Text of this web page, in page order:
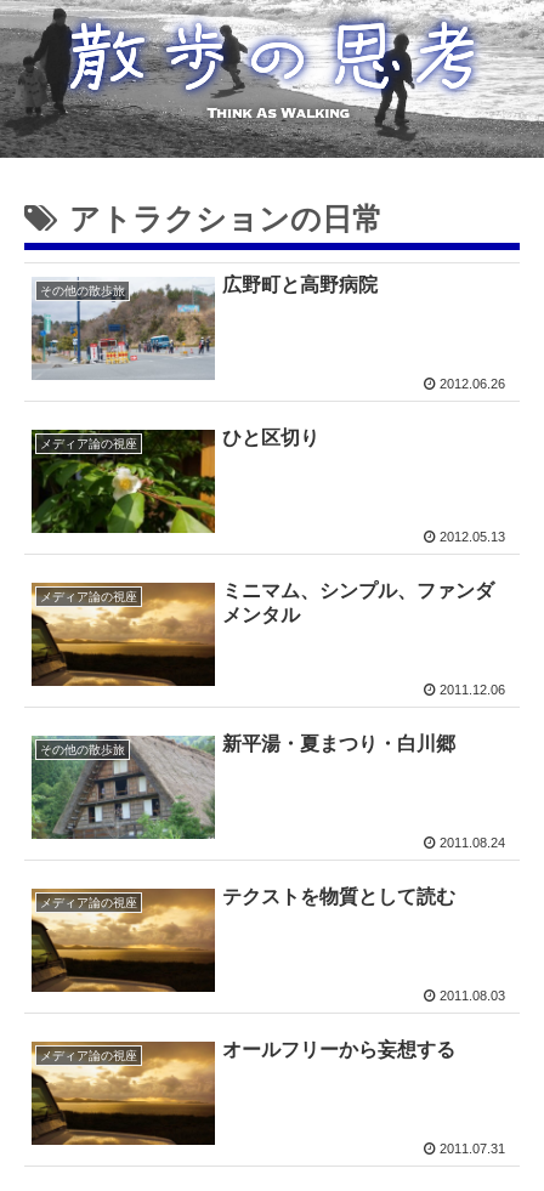
アトラクションの日常
その他の散歩旅 広野町と高野病院
2012.06.26
メディア論の視座 ひと区切り
2012.05.13
メディア論の視座
ミニマム、シンプル、ファンダ
メンタル
2011.12.06
その他の散歩旅 新平湯・夏まつり・白川郷
2011.08.24
メディア論の視座 テクストを物質として読む
2011.08.03
メディア論の視座 オールフリーから妄想する
2011.07.31